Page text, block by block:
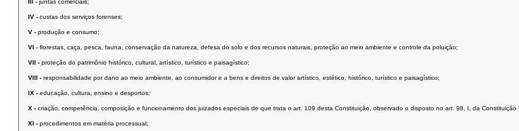
III - juntas comerciais;
IV - custas dos serviços forenses;
V - produção e consumo;
VI - ﬂorestas, caça, pesca, fauna, conservação da natureza, defesa do solo e dos recursos naturais, proteção ao meio ambiente e controle da poluição;
VII - proteção do patrimônio histórico, cultural, artístico, turístico e paisagístico;
VIII - responsabilidade por dano ao meio ambiente, ao consumidor e a bens e direitos de valor artístico, estético, histórico, turístico e paisagístico;
IX - educação, cultura, ensino e desportos;
X - criação, competência, composição e funcionamento dos juizados especiais de que trata o art. 109 desta Constituição, observado o disposto no art. 98, I, da Constituição
XI - procedimentos em matéria processual;